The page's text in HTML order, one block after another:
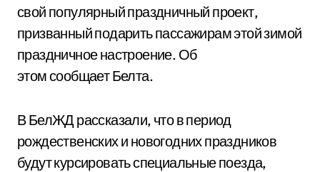
свой популярный праздничный проект,
призванный подарить пассажирам этой зимой
праздничное настроение. Об
этом сообщает Белта.
В БелЖД рассказали, что в период
рождественских и новогодних праздников
будут курсировать специальные поезда,